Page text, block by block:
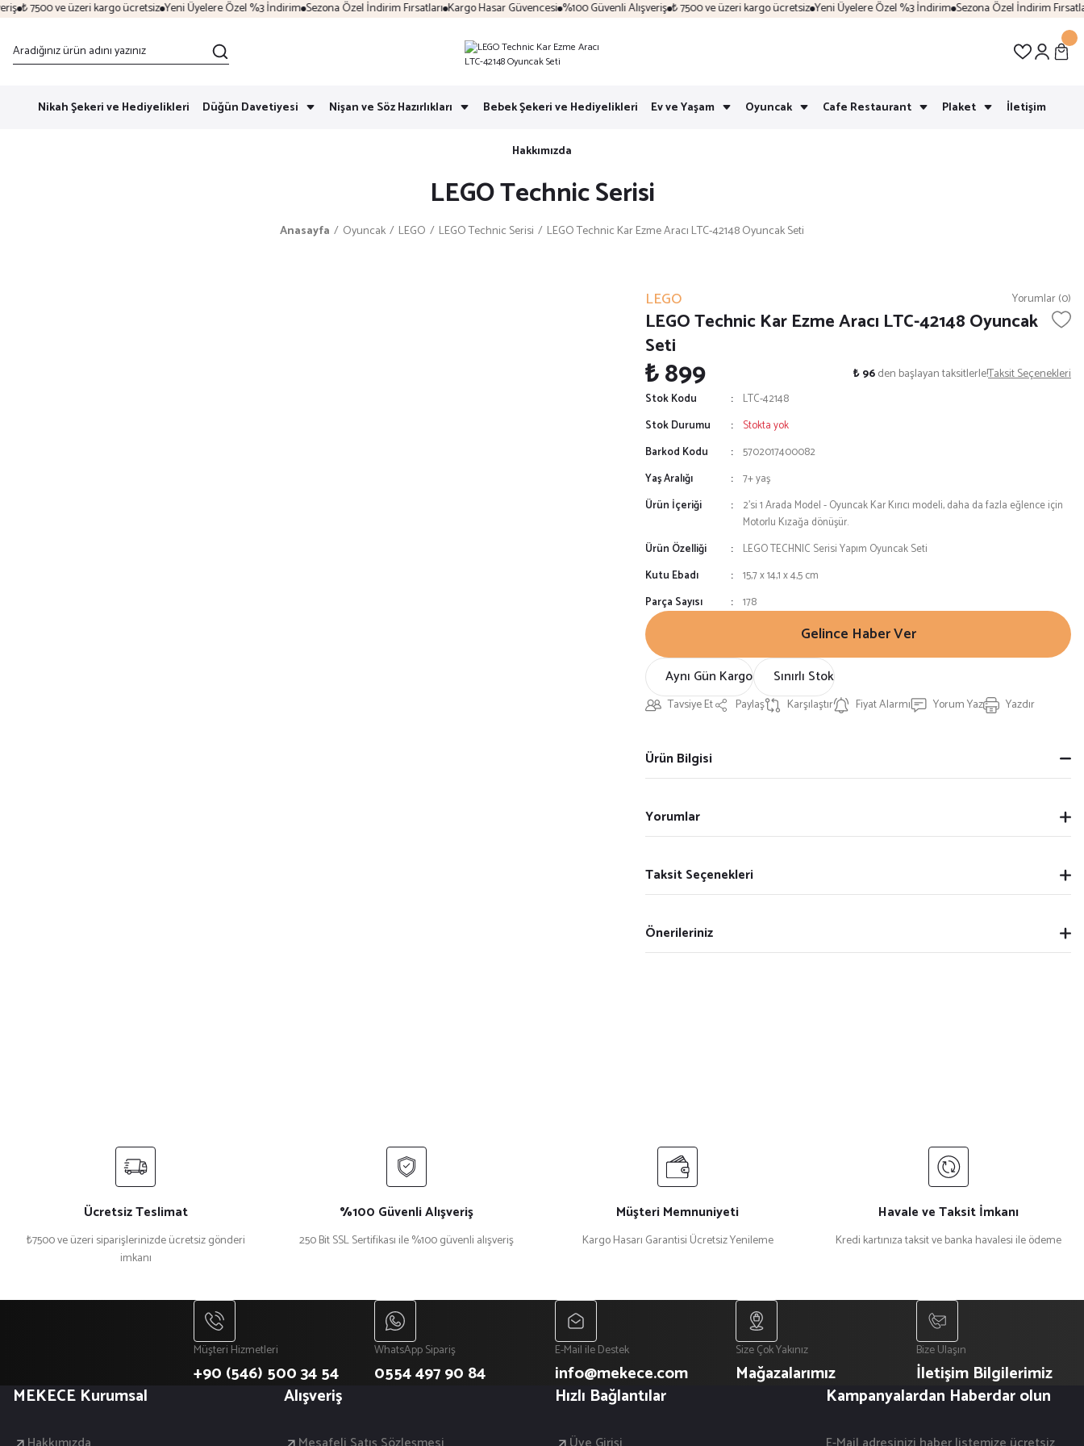
₺ 7500 ve üzeri kargo ücretsiz Yeni Üyelere Özel %3 İndirim Sezona Özel İndirim Fırsatları Kargo Hasar Güvencesi %100 Güvenli Alışveriş ₺ 7500 ve üzeri kargo ücretsiz Yeni Üyelere Özel %3 İndirim Sezona Özel İndirim Fırsatları
Nikah Şekeri ve Hediyelikleri Düğün Davetiyesi Nişan ve Söz Hazırlıkları Bebek Şekeri ve Hediyelikleri Ev ve Yaşam Oyuncak Cafe Restaurant Plaket İletişim
Hakkımızda
LEGO Technic Serisi
Anasayfa Oyuncak LEGO LEGO Technic Serisi LEGO Technic Kar Ezme Aracı LTC-42148 Oyuncak Seti
LEGO Yorumlar (0)
LEGO Technic Kar Ezme Aracı LTC-42148 Oyuncak
Seti
₺ 899 ₺ 96den başlayan taksitlerle!Taksit Seçenekleri
Stok Kodu
LTC-42148
Stok Durumu
Stokta yok
Barkod Kodu
5702017400082
Yaş Aralığı
7+ yaş
Ürün İçeriği
2'si 1 Arada Model - Oyuncak Kar Kırıcı modeli, daha da fazla eğlence için
Motorlu Kızağa dönüşür.
Ürün Özelliği
LEGO TECHNIC Serisi Yapım Oyuncak Seti
Kutu Ebadı
15,7 x 14,1 x 4,5 cm
Parça Sayısı
178
Gelince Haber Ver
Aynı Gün Kargo Sınırlı Stok
Tavsiye Et Paylaş Karşılaştır Fiyat Alarmı Yorum Yaz Yazdır
Ürün Bilgisi
Yorumlar
Taksit Seçenekleri
Önerileriniz
Ücretsiz Teslimat
₺7500 ve üzeri siparişlerinizde ücretsiz gönderi
imkanı
%100 Güvenli Alışveriş
250 Bit SSL Sertifikası ile %100 güvenli alışveriş
Müşteri Memnuniyeti
Kargo Hasarı Garantisi Ücretsiz Yenileme
Havale ve Taksit İmkanı
Kredi kartınıza taksit ve banka havalesi ile ödeme
Müşteri Hizmetleri
+90 (546) 500 34 54
WhatsApp Sipariş
0554 497 90 84
E-Mail ile Destek
info@mekece.com
Size Çok Yakınız
Mağazalarımız
Bize Ulaşın
İletişim Bilgilerimiz
MEKECE Kurumsal
Alışveriş Hızlı Bağlantılar Kampanyalardan Haberdar olun